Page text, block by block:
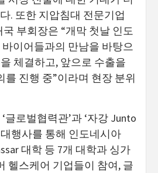
. 또한 지압침대 전문기업
부회장은 “개막 첫날 인도
이어들과의 만남을 바탕으
체결하고, 앞으로 수출을
를 진행 중”이라며 현장 분위
글로벌협력관’과 ‘자강 Junto
행사를 통해 인도네시아
대학 등 7개 대학과 싱가
헬스케어 기업들이 참여, 글